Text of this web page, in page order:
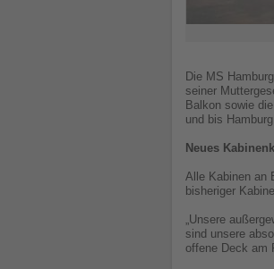
Die MS
seiner
Balkon sowie
und bis
Neues
Alle Kabinen an
bisheriger
„Unsere
sind unsere
offene Deck am